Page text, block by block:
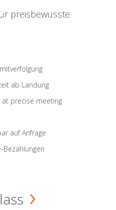
preisbewusste
ab Landung
precise meeting
auf Anfrage
Bezahlungen